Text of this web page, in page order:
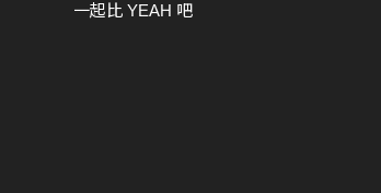
一起比 YEAH 吧